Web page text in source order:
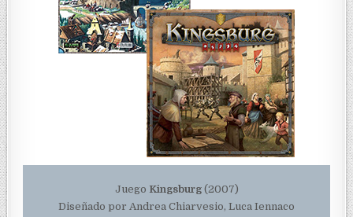
Juego Kingsburg (2007)
Diseñado por Andrea Chiarvesio, Luca Iennaco